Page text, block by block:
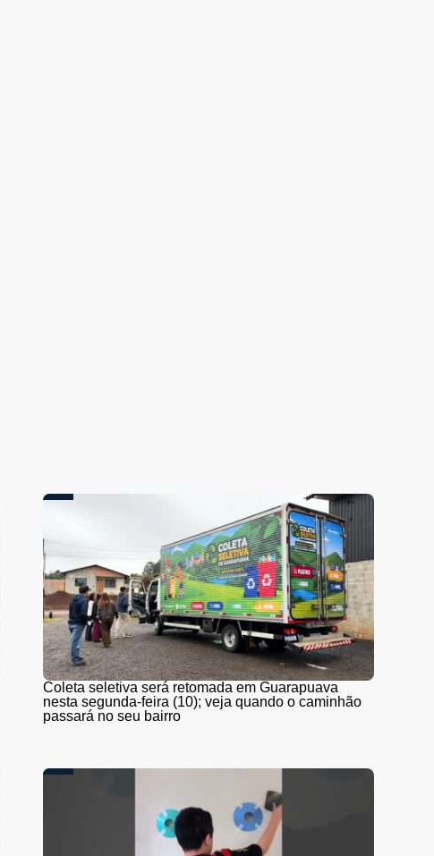
Coleta seletiva será retomada em Guarapuava
nesta segunda-feira (10); veja quando o caminhão
passará no seu bairro